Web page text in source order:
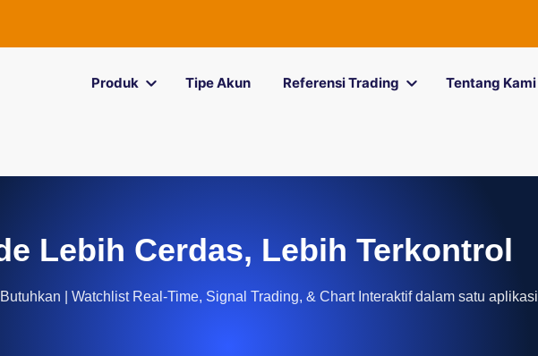
Produk Tipe Akun Referensi Trading Tentang Kami
Lebih Cerdas, Lebih Terkontrol
| Watchlist Real-Time, Signal Trading, & Chart Interaktif dalam satu aplikasi